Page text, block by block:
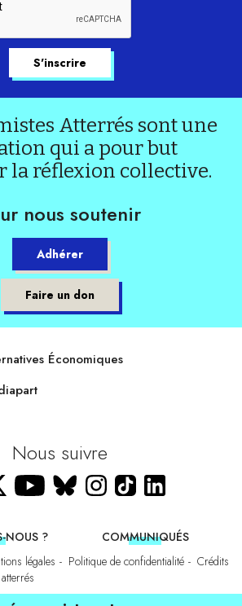
Atterrés sont une
qui a pour but
la réflexion collective.
nous soutenir
Adhérer
Faire un don
Économiques
Nous suivre
NOUS ?
COMMUNIQUÉS
légales Politique de confidentialité
Crédits